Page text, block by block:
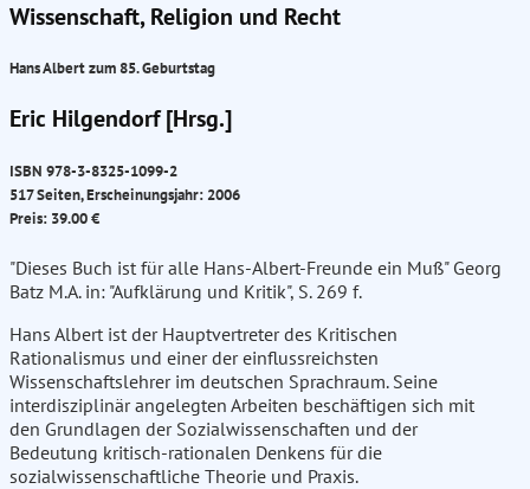
Wissenschaft, Religion und Recht
Hans Albert zum 85. Geburtstag
Eric Hilgendorf [Hrsg.]
ISBN 978-3-8325-1099-2
517 Seiten, Erscheinungsjahr: 2006
Preis: 39.00 €
"Dieses Buch ist für alle Hans-Albert-Freunde ein Muß" Georg
Batz M.A. in: "Aufklärung und Kritik", S. 269 f.
Hans Albert ist der Hauptvertreter des Kritischen
Rationalismus und einer der einflussreichsten
Wissenschaftslehrer im deutschen Sprachraum. Seine
interdisziplinär angelegten Arbeiten beschäftigen sich mit
den Grundlagen der Sozialwissenschaften und der
Bedeutung kritisch-rationalen Denkens für die
sozialwissenschaftliche Theorie und Praxis.